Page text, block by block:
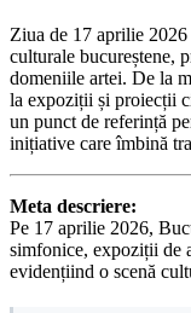
Ziua de 17 aprilie
culturale bucureștene,
domeniile artei. De la
la expoziții și proiecții
un punct de referință
inițiative care îmbină
Meta descriere:
Pe 17 aprilie 2026,
simfonice, expoziții de
evidențiind o scenă